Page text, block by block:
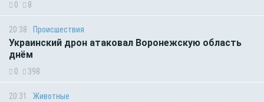
0 8
20:38 Происшествия
Украинский дрон атаковал Воронежскую область
днём
0 398
20:31 Животные